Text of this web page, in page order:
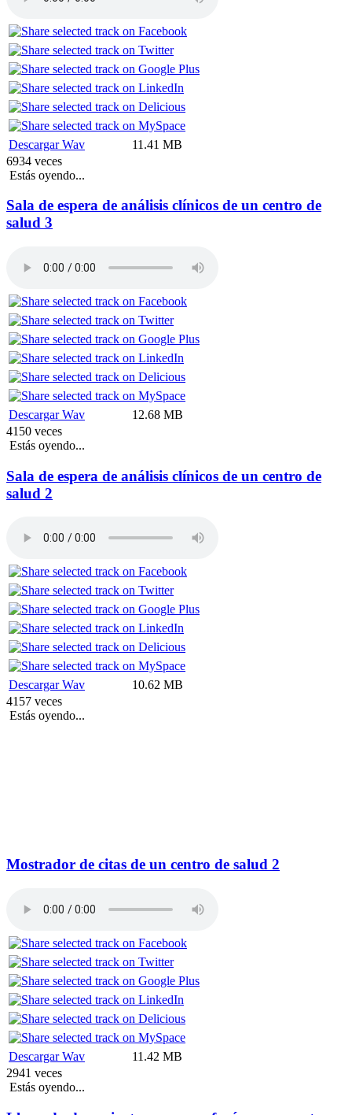
Descargar Wav
11.41 MB
6934 veces
Estás oyendo...
Sala de espera de análisis clínicos de un centro de
salud 3
Descargar Wav
12.68 MB
4150 veces
Estás oyendo...
Sala de espera de análisis clínicos de un centro de
salud 2
Descargar Wav
10.62 MB
4157 veces
Estás oyendo...
Mostrador de citas de un centro de salud 2
Descargar Wav
11.42 MB
2941 veces
Estás oyendo...